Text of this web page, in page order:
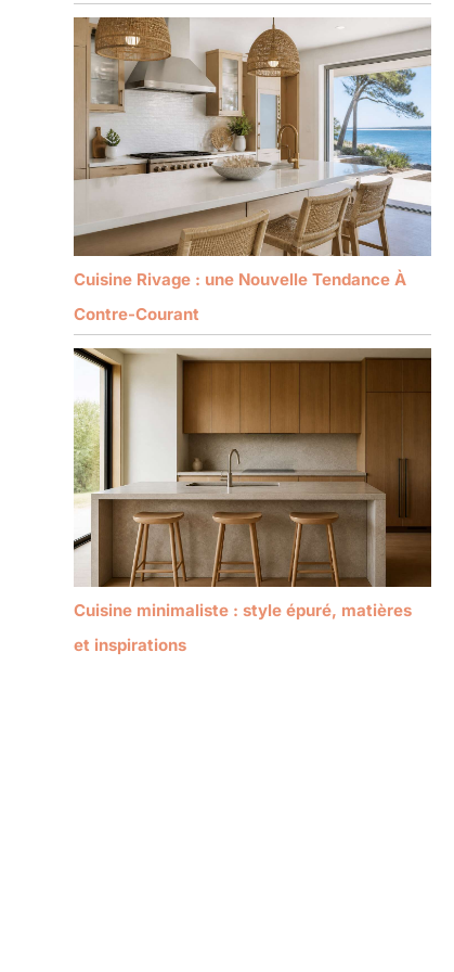
Cuisine Rivage : une Nouvelle Tendance À
Contre-Courant
Cuisine minimaliste : style épuré, matières
et inspirations